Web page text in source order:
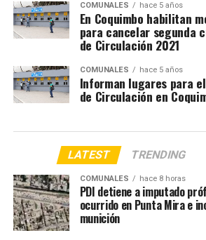
COMUNALES hace 5 años
En Coquimbo habilitan
para cancelar segunda
de Circulación 2021
COMUNALES hace 5 años
Informan lugares para
de Circulación en
LATEST TRENDING
COMUNALES hace 8 horas
PDI detiene a imputado
ocurrido en Punta Mira e
munición